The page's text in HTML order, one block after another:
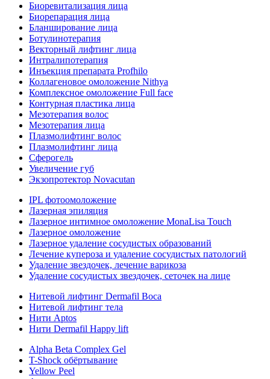
Биоревитализация лица
Биорепарация лица
Бланширование лица
Ботулинотерапия
Векторный лифтинг лица
Интралипотерапия
Инъекция препарата Profhilo
Коллагеновое омоложение Nithya
Комплексное омоложение Full face
Контурная пластика лица
Мезотерапия волос
Мезотерапия лица
Плазмолифтинг волос
Плазмолифтинг лица
Сферогель
Увеличение губ
Экзопротектор Novacutan
IPL фотоомоложение
Лазерная эпиляция
Лазерное интимное омоложение MonaLisa Touch
Лазерное омоложение
Лазерное удаление сосудистых образований
Лечение купероза и удаление сосудистых патологий
Удаление звездочек, лечение варикоза
Удаление сосудистых звездочек, сеточек на лице
Нитевой лифтинг Dermafil Boca
Нитевой лифтинг тела
Нити Aptos
Нити Dermafil Happy lift
Alpha Beta Complex Gel
T-Shock обёртывание
Yellow Peel